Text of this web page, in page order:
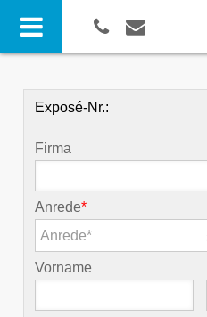
Exposé-Nr.:
Firma
Anrede*
Anrede*
Vorname